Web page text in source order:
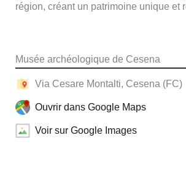
région, créant un patrimoine unique et
Musée archéologique de Cesena
Via Cesare Montalti, Cesena (FC)
Ouvrir dans Google Maps
Voir sur Google Images